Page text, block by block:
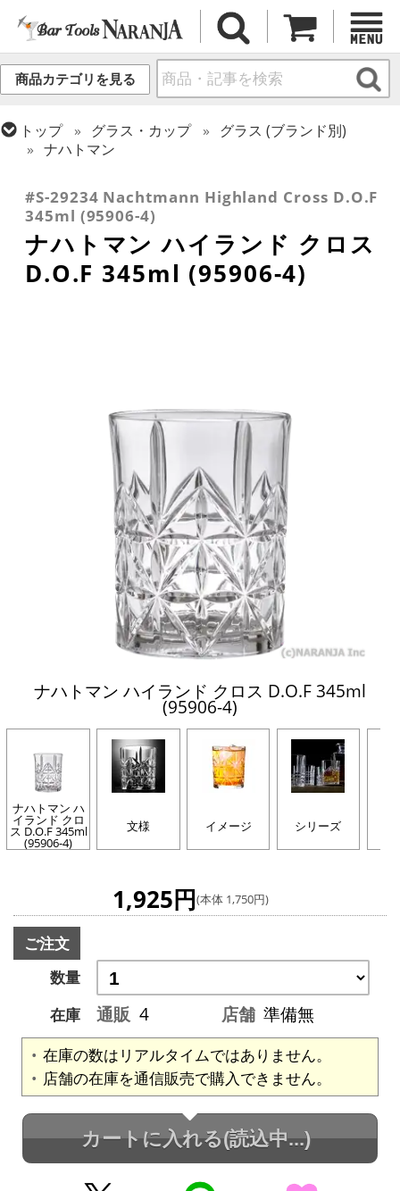
商品カテゴリを見る
トップ グラス・カップ
グラス (ブランド別)
ナハトマン
ロックグラス
#S-29234 Nachtmann Highland Cross D.O.F
345ml (95906-4)
ナハトマン ハイランド クロス
D.O.F 345ml (95906-4)
ナハトマン ハイランド クロス D.O.F 345ml
(95906-4)
ナハトマン ハ
イランド クロ
ス D.O.F 345ml
(95906-4)
文様 イメージ シリーズ
1,925円(本体 1,750円)
ご注文
数量
在庫
通販 4 店舗 準備無
在庫の数はリアルタイムではありません。
店舗の在庫を通信販売で購入できません。
カートに入れる(読込中...)